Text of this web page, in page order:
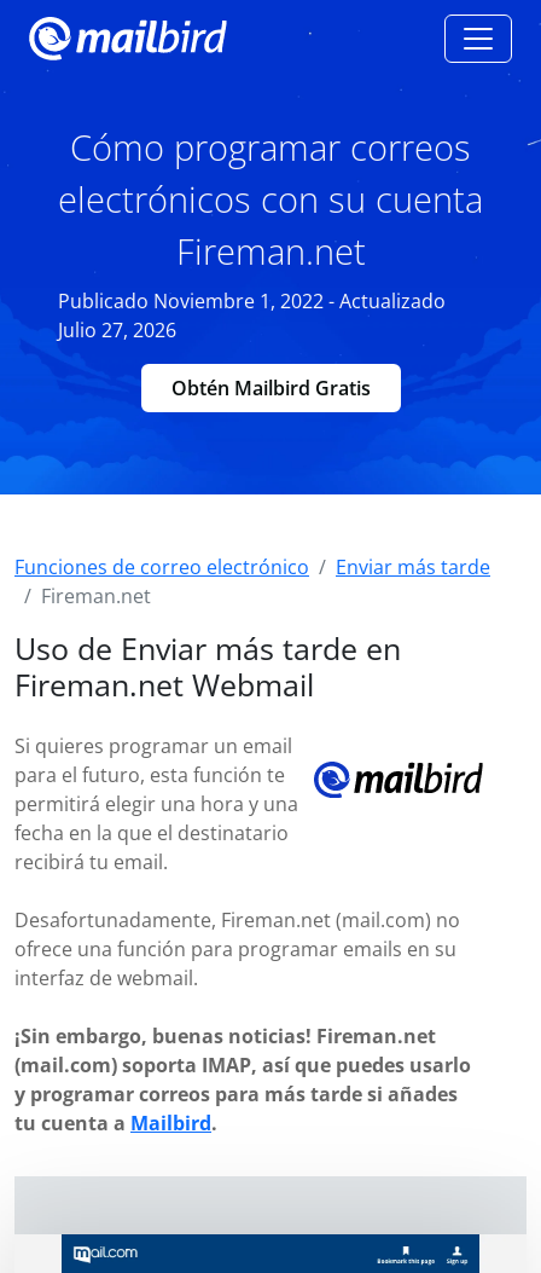
Cómo programar correos
electrónicos con su cuenta
Fireman.net
Publicado Noviembre 1, 2022 - Actualizado
Julio 27, 2026
Obtén Mailbird Gratis
Funciones de correo electrónico
Enviar más tarde
Fireman.net
Uso de Enviar más tarde en
Fireman.net Webmail
Si quieres programar un email
para el futuro, esta función te
permitirá elegir una hora y una
fecha en la que el destinatario
recibirá tu email.
Desafortunadamente, Fireman.net (mail.com) no
ofrece una función para programar emails en su
interfaz de webmail.
¡Sin embargo, buenas noticias! Fireman.net
(mail.com) soporta IMAP, así que puedes usarlo
y programar correos para más tarde si añades
tu cuenta a Mailbird.